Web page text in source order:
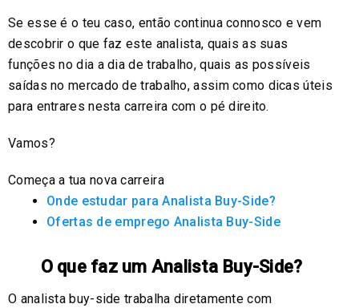
Se esse é o teu caso, então continua connosco e vem
descobrir o que faz este analista, quais as suas
funções no dia a dia de trabalho, quais as possíveis
saídas no mercado de trabalho, assim como dicas úteis
para entrares nesta carreira com o pé direito.
Vamos?
Começa a tua nova carreira
Onde estudar para Analista Buy-Side?
Ofertas de emprego Analista Buy-Side
O que faz um Analista Buy-Side?
O analista buy-side trabalha diretamente com